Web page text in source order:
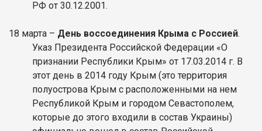
РФ от 30.12.2001.
18 марта – День воссоединения Крыма с Россией.
Указ Президента Российской Федерации «О
признании Республики Крым» от 17.03.2014 г. В
этот день в 2014 году Крым (это территория
полуострова Крым с расположенными на нем
Республикой Крым и городом Севастополем,
которые до этого входили в состав Украины)